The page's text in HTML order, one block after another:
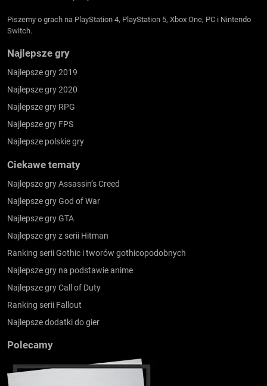
Piszemy o grach na PlayStation 4, PlayStation 5, Xbox One, PC i Nintendo
Switch.
Najlepsze gry
Najlepsze gry 2019
Najlepsze gry 2020
Najlepsze gry RPG
Najlepsze gry FPS
Najlepsze polskie gry
Ciekawe tematy
Najlepsze gry Assassin’s Creed
Najlepsze gry God of War
Najlepsze gry GTA
Najlepsze gry z serii Hitman
Ranking serii Gothic i tworów gothicopodobnych
Najlepsze gry na podstawie anime
Najlepsze gry Call of Duty
Ranking serii Fallout
Najlepsze dodatki do gier
Polecamy